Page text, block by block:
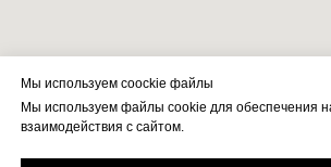
Мы используем coockie файлы
Мы используем файлы cookie для обеспечения
взаимодействия с сайтом.